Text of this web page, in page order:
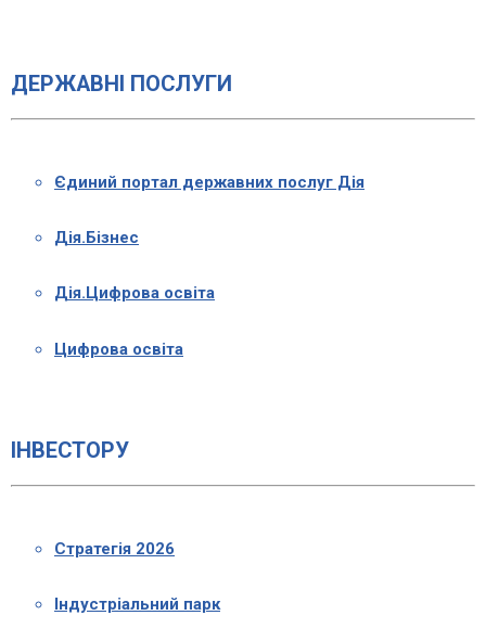
ДЕРЖАВНІ ПОСЛУГИ
Єдиний портал державних послуг Дія
Дія.Бізнес
Дія.Цифрова освіта
Цифрова освіта
ІНВЕСТОРУ
Стратегія 2026
Індустріальний парк